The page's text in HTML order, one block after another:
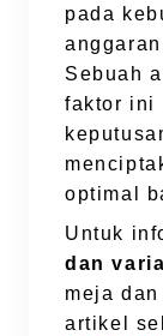
pada
Sebuah
faktor ini
optimal
Untuk
dan
meja
artikel